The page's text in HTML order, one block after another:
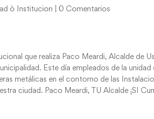
ò Institucion 0 Comentarios
que realiza Paco Meardi, Alcalde de
Este día empleados de la
metálicas en el contorno de las
ciudad. Paco Meardi, TU Alcalde ¡SI